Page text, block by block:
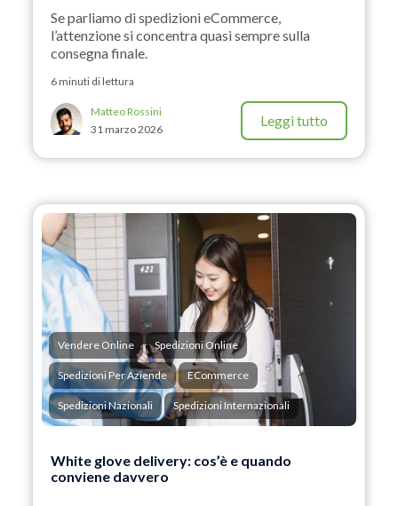
Se parliamo di spedizioni eCommerce,
l’attenzione si concentra quasi sempre sulla
consegna finale.
6 minuti di lettura
Matteo Rossini
31 marzo 2026
Leggi tutto
Vendere Online Spedizioni Online
Spedizioni Per Aziende ECommerce
Spedizioni Nazionali Spedizioni Internazionali
White glove delivery: cos’è e quando
conviene davvero